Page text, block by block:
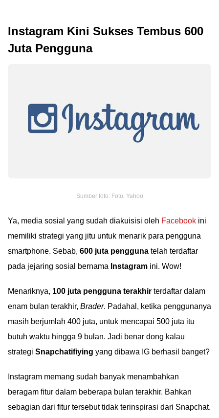
Instagram Kini Sukses Tembus 600
Juta Pengguna
Sumber foto: Foto: Yahoo
Ya, media sosial yang sudah diakuisisi oleh Facebook ini
memiliki strategi yang jitu untuk menarik para pengguna
smartphone. Sebab, 600 juta pengguna telah terdaftar
pada jejaring sosial bernama Instagram ini. Wow!
Menariknya, 100 juta pengguna terakhir terdaftar dalam
enam bulan terakhir, Brader. Padahal, ketika penggunanya
masih berjumlah 400 juta, untuk mencapai 500 juta itu
butuh waktu hingga 9 bulan. Jadi benar dong kalau
strategi Snapchatifiying yang dibawa IG berhasil banget?
Instagram memang sudah banyak menambahkan
beragam fitur dalam beberapa bulan terakhir. Bahkan
sebagian dari fitur tersebut tidak terinspirasi dari Snapchat.